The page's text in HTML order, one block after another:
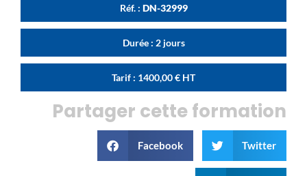
Réf. : DN-32999
Durée : 2 jours
Tarif : 1400,00€ HT
Partager cette formation
Facebook Twitter